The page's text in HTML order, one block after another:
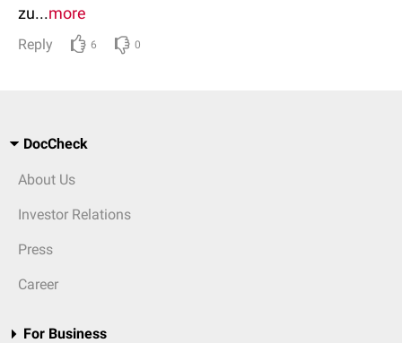
zu...more
Reply 6 0
DocCheck
About Us
Investor Relations
Press
Career
For Business